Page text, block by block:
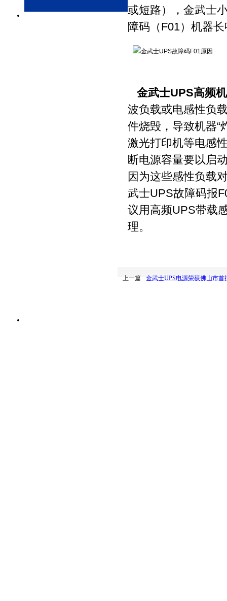
或短路），金武士
障码（F01）机器
金武士UPS高频
波负载或电感性负
件烧毁，导致机器“
激光打印机等电感
断电源容量要以启
因为这些感性负载
武士UPS故障码报
议用高频UPS带载
理。
上一篇 金武士UPS电源荣获佛山市首